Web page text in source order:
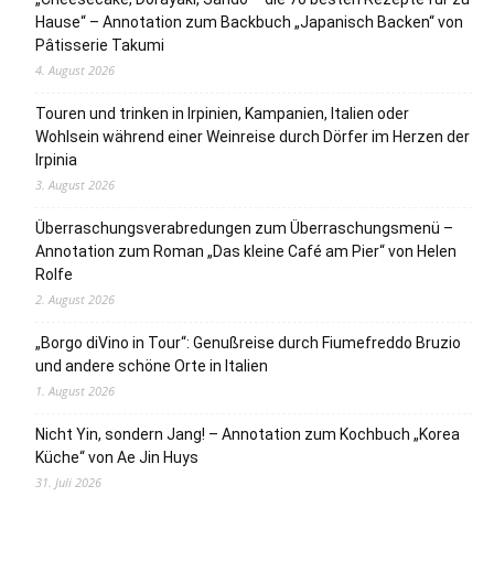
Hause“ – Annotation zum Backbuch „Japanisch Backen“ von
Pâtisserie Takumi
4. August 2026
Touren und trinken in Irpinien, Kampanien, Italien oder
Wohlsein während einer Weinreise durch Dörfer im Herzen der
Irpinia
3. August 2026
Überraschungsverabredungen zum Überraschungsmenü –
Annotation zum Roman „Das kleine Café am Pier“ von Helen
Rolfe
2. August 2026
„Borgo diVino in Tour“: Genußreise durch Fiumefreddo Bruzio
und andere schöne Orte in Italien
1. August 2026
Nicht Yin, sondern Jang! – Annotation zum Kochbuch „Korea
Küche“ von Ae Jin Huys
31. Juli 2026